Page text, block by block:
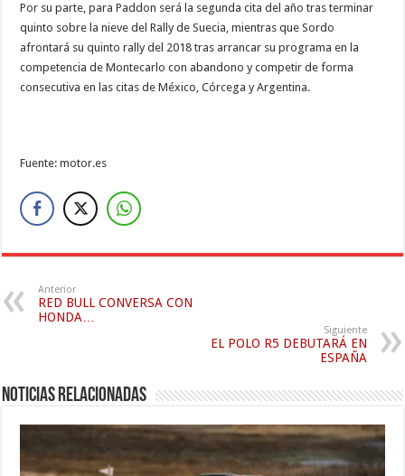
Por su parte, para Paddon será la segunda cita del año tras terminar
quinto sobre la nieve del Rally de Suecia, mientras que Sordo
afrontará su quinto rally del 2018 tras arrancar su programa en la
competencia de Montecarlo con abandono y competir de forma
consecutiva en las citas de México, Córcega y Argentina.
Fuente: motor.es
Anterior
RED BULL CONVERSA CON
HONDA…
Siguiente
EL POLO R5 DEBUTARÁ EN
ESPAÑA
Noticias relacionadas